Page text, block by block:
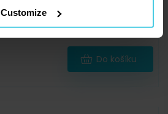
Customize
Skladem > 5 ks
Do košíku